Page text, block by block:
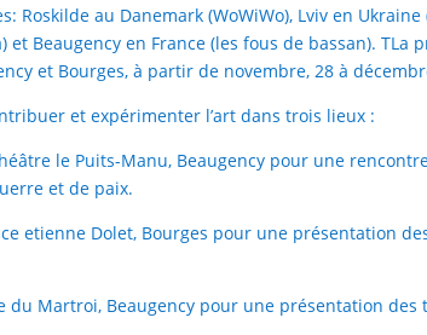
Roskilde au Danemark (WoWiWo), Lviv en
Beaugency en France (les fous de bassan). TLa
et Bourges, à partir de novembre, 28 à
et expérimenter l’art dans trois lieux :
le Puits-Manu, Beaugency pour une
et de paix.
etienne Dolet, Bourges pour une présentation
du Martroi, Beaugency pour une présentation des